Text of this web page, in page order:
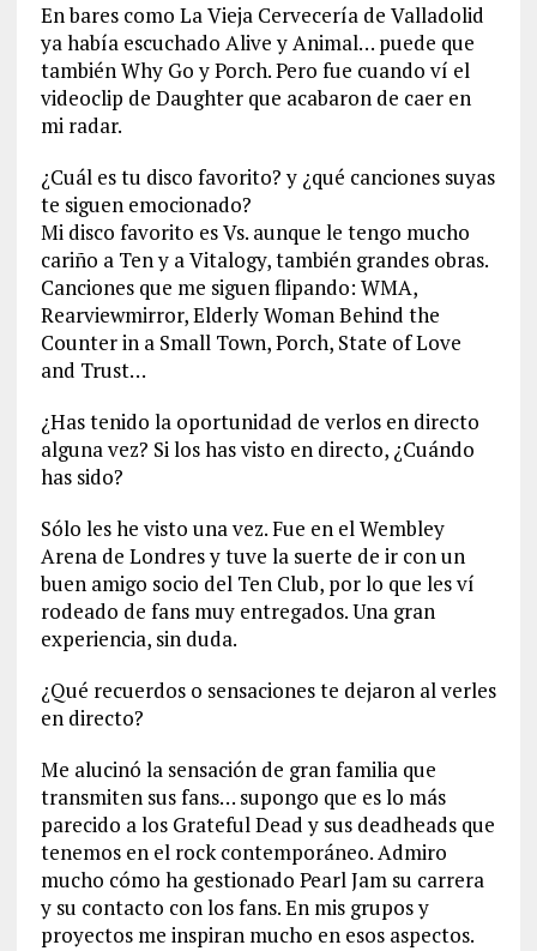
En bares como La Vieja Cervecería de Valladolid
ya había escuchado Alive y Animal… puede que
también Why Go y Porch. Pero fue cuando ví el
videoclip de Daughter que acabaron de caer en
mi radar.
¿Cuál es tu disco favorito? y ¿qué canciones suyas
te siguen emocionado?
Mi disco favorito es Vs. aunque le tengo mucho
cariño a Ten y a Vitalogy, también grandes obras.
Canciones que me siguen flipando: WMA,
Rearviewmirror, Elderly Woman Behind the
Counter in a Small Town, Porch, State of Love
and Trust…
¿Has tenido la oportunidad de verlos en directo
alguna vez? Si los has visto en directo, ¿Cuándo
has sido?
Sólo les he visto una vez. Fue en el Wembley
Arena de Londres y tuve la suerte de ir con un
buen amigo socio del Ten Club, por lo que les ví
rodeado de fans muy entregados. Una gran
experiencia, sin duda.
¿Qué recuerdos o sensaciones te dejaron al verles
en directo?
Me alucinó la sensación de gran familia que
transmiten sus fans… supongo que es lo más
parecido a los Grateful Dead y sus deadheads que
tenemos en el rock contemporáneo. Admiro
mucho cómo ha gestionado Pearl Jam su carrera
y su contacto con los fans. En mis grupos y
proyectos me inspiran mucho en esos aspectos.